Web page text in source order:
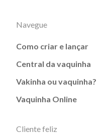
Navegue
Como criar e lançar
Central da vaquinha
Vakinha ou vaquinha?
Vaquinha Online
Cliente feliz